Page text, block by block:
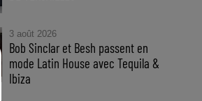
3 août 2026
Bob Sinclar et Besh passent en
mode Latin House avec Tequila &
Ibiza